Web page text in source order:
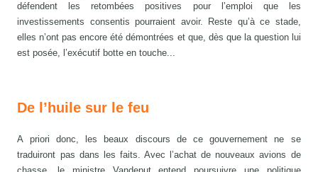
défendent les retombées positives pour l’emploi que les
investissements consentis pourraient avoir. Reste qu’à ce stade,
elles n’ont pas encore été démontrées et que, dès que la question lui
est posée, l’exécutif botte en touche...
De l’huile sur le feu
A priori donc, les beaux discours de ce gouvernement ne se
traduiront pas dans les faits. Avec l’achat de nouveaux avions de